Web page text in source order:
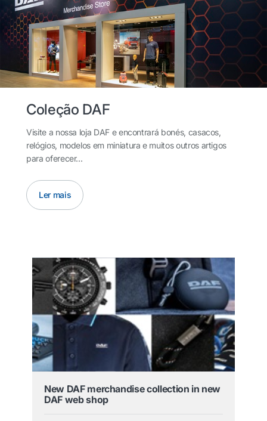
Coleção DAF
Visite a nossa loja DAF e encontrará bonés, casacos,
relógios, modelos em miniatura e muitos outros artigos
para oferecer...
Ler mais
New DAF merchandise collection in new
DAF web shop